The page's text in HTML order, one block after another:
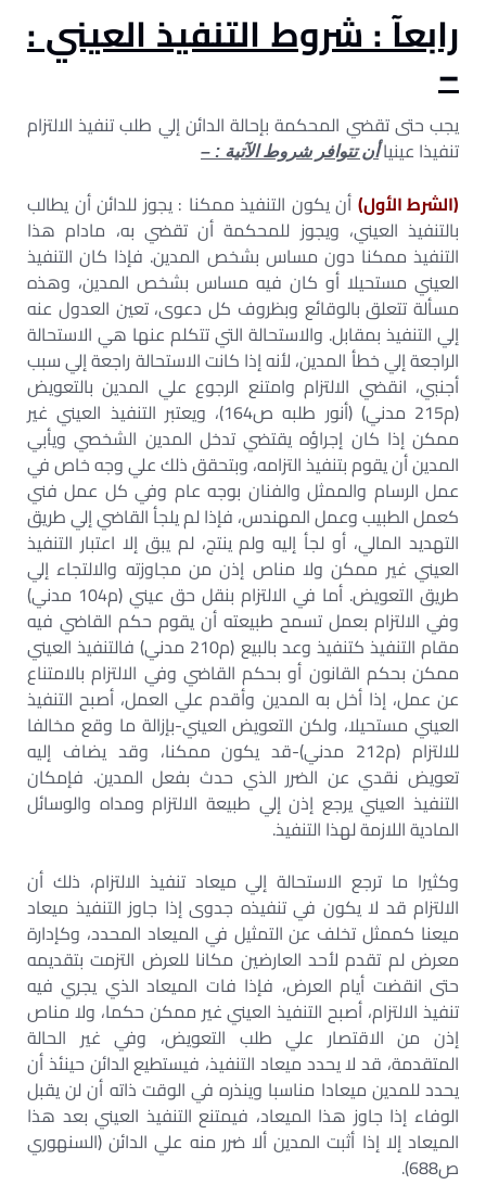
رابعآ : شروط التنفيذ العيني :
–
يجب حتى تقضي المحكمة بإحالة الدائن إلي طلب تنفيذ الالتزام
تنفيذا عينياأن تتوافر شروط الآتية : –
(الشرط الأول) أن يكون التنفيذ ممكنا : يجوز للدائن أن يطالب
بالتنفيذ العيني، ويجوز للمحكمة أن تقضي به، مادام هذا
التنفيذ ممكنا دون مساس بشخص المدين. فإذا كان التنفيذ
العيني مستحيلا أو كان فيه مساس بشخص المدين، وهذه
مسألة تتعلق بالوقائع وبظروف كل دعوى، تعين العدول عنه
إلي التنفيذ بمقابل. والاستحالة التي تتكلم عنها هي الاستحالة
الراجعة إلي خطأ المدين، لأنه إذا كانت الاستحالة راجعة إلي سبب
أجنبي، انقضي الالتزام وامتنع الرجوع علي المدين بالتعويض
(م215 مدني) (أنور طلبه ص164)، ويعتبر التنفيذ العيني غير
ممكن إذا كان إجراؤه يقتضي تدخل المدين الشخصي ويأبي
المدين أن يقوم بتنفيذ التزامه، وبتحقق ذلك علي وجه خاص في
عمل الرسام والممثل والفنان بوجه عام وفي كل عمل فني
كعمل الطبيب وعمل المهندس، فإذا لم يلجأ القاضي إلي طريق
التهديد المالي، أو لجأ إليه ولم ينتج، لم يبق إلا اعتبار التنفيذ
العيني غير ممكن ولا مناص إذن من مجاوزته والالتجاء إلي
طريق التعويض. أما في الالتزام بنقل حق عيني (م104 مدني)
وفي الالتزام بعمل تسمح طبيعته أن يقوم حكم القاضي فيه
مقام التنفيذ كتنفيذ وعد بالبيع (م210 مدني) فالتنفيذ العيني
ممكن بحكم القانون أو بحكم القاضي وفي الالتزام بالامتناع
عن عمل، إذا أخل به المدين وأقدم علي العمل، أصبح التنفيذ
العيني مستحيلا، ولكن التعويض العيني-بإزالة ما وقع مخالفا
للالتزام (م212 مدني)-قد يكون ممكنا، وقد يضاف إليه
تعويض نقدي عن الضرر الذي حدث بفعل المدين. فإمكان
التنفيذ العيني يرجع إذن إلي طبيعة الالتزام ومداه والوسائل
المادية اللازمة لهذا التنفيذ.
وكثيرا ما ترجع الاستحالة إلي ميعاد تنفيذ الالتزام، ذلك أن
الالتزام قد لا يكون في تنفيذه جدوى إذا جاوز التنفيذ ميعاد
ميعنا كممثل تخلف عن التمثيل في الميعاد المحدد، وكإدارة
معرض لم تقدم لأحد العارضين مكانا للعرض التزمت بتقديمه
حتى انقضت أيام العرض، فإذا فات الميعاد الذي يجري فيه
تنفيذ الالتزام، أصبح التنفيذ العيني غير ممكن حكما، ولا مناص
إذن من الاقتصار علي طلب التعويض، وفي غير الحالة
المتقدمة، قد لا يحدد ميعاد التنفيذ، فيستطيع الدائن حينئذ أن
يحدد للمدين ميعادا مناسبا وينذره في الوقت ذاته أن لن يقبل
الوفاء إذا جاوز هذا الميعاد، فيمتنع التنفيذ العيني بعد هذا
الميعاد إلا إذا أثبت المدين ألا ضرر منه علي الدائن (السنهوري
ص688).